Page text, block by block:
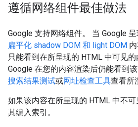
遵循网络组件最佳做法
Google 支持网络组件。 当 Google
扁平化 shadow DOM 和 light DOM
只能看到在所呈现的 HTML 中可见
Google 在您的内容渲染后仍能看到
搜索结果测试或网址检查工具查看所
如果该内容在所呈现的 HTML 中不
其编入索引。